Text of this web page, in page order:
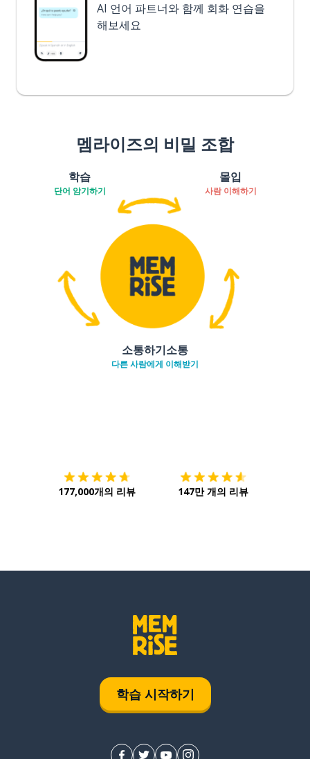
AI 언어 파트너와 함께 회화 연습을
해보세요
멤라이즈의 비밀 조합
학습
단어 암기하기
몰입
사람 이해하기
소통하기소통
다른 사람에게 이해받기
177,000개의 리뷰 147만 개의 리뷰
학습 시작하기